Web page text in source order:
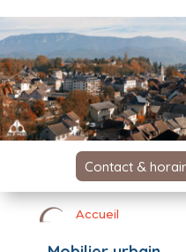
Contact &
Accueil